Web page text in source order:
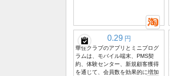
0.29 円
華住クラブのアプリとミニプログ
ラムは、モバイル端末、PMS契
約、体験センター、新規顧客獲得
を通じて、会員数を効果的に増加